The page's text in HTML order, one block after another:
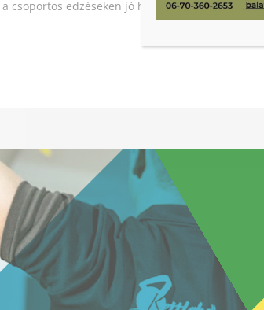
a csoportos edzéseken jó hangulatban,